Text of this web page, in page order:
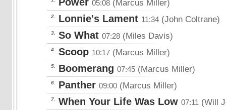
05:08 (Marcus Miller)
2. Lonnie's Lament 11:34 (John Coltrane)
3. So What 07:28 (Miles Davis)
4. Scoop 10:17 (Marcus Miller)
5. Boomerang 07:45 (Marcus Miller)
6. Panther 09:00 (Marcus Miller)
7. When Your Life Was Low 07:11 (Will